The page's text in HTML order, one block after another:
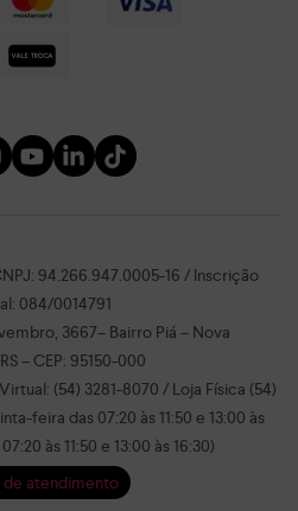
94.266.947.0005-16 / Inscrição
084/0014791
3667– Bairro Piá – Nova
– CEP: 95150-000
(54) 3281-8070 / Loja Física (54)
feira das 07:20 às 11:50 e 13:00 às
às 11:50 e 13:00 às 16:30)
atendimento